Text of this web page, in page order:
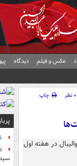
عکس و فیلم دیدگاه
۰ نظر
چاپ